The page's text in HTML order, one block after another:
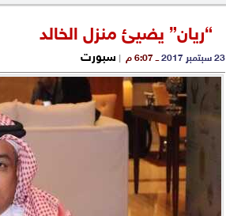
“ريان” يضيئ منزل الخالد
23 سبتمبر 2017 ــ 6:07 م | سبورت